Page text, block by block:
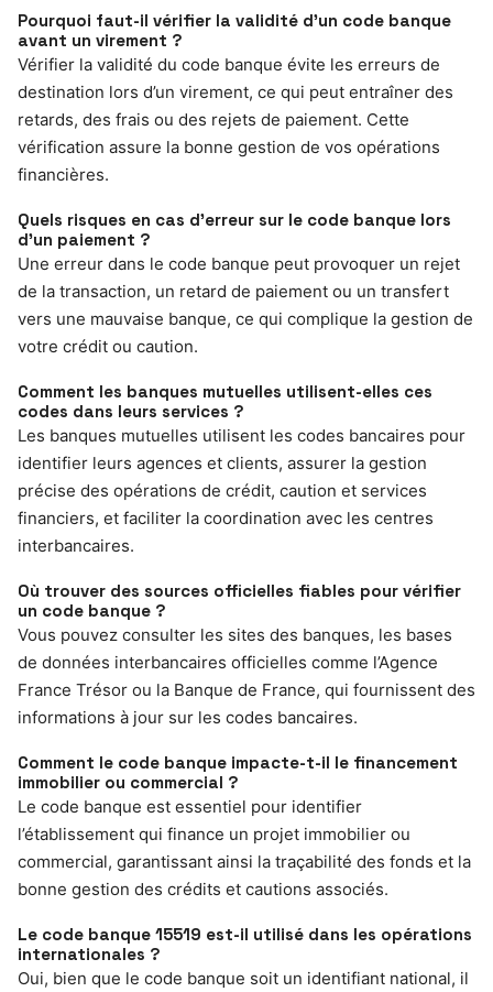
Pourquoi faut-il vérifier la validité d’un code banque
avant un virement ?
Vérifier la validité du code banque évite les erreurs de
destination lors d’un virement, ce qui peut entraîner des
retards, des frais ou des rejets de paiement. Cette
vérification assure la bonne gestion de vos opérations
financières.
Quels risques en cas d’erreur sur le code banque lors
d’un paiement ?
Une erreur dans le code banque peut provoquer un rejet
de la transaction, un retard de paiement ou un transfert
vers une mauvaise banque, ce qui complique la gestion de
votre crédit ou caution.
Comment les banques mutuelles utilisent-elles ces
codes dans leurs services ?
Les banques mutuelles utilisent les codes bancaires pour
identifier leurs agences et clients, assurer la gestion
précise des opérations de crédit, caution et services
financiers, et faciliter la coordination avec les centres
interbancaires.
Où trouver des sources officielles fiables pour vérifier
un code banque ?
Vous pouvez consulter les sites des banques, les bases
de données interbancaires officielles comme l’Agence
France Trésor ou la Banque de France, qui fournissent des
informations à jour sur les codes bancaires.
Comment le code banque impacte-t-il le financement
immobilier ou commercial ?
Le code banque est essentiel pour identifier
l’établissement qui finance un projet immobilier ou
commercial, garantissant ainsi la traçabilité des fonds et la
bonne gestion des crédits et cautions associés.
Le code banque 15519 est-il utilisé dans les opérations
internationales ?
Oui, bien que le code banque soit un identifiant national, il